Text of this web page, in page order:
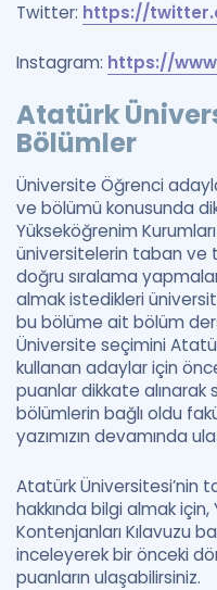
Twitter: https://
Instagram: https://
Atatürk
Bölümler
Üniversite Öğrenci
ve bölümü konusunda
Yükseköğrenim
üniversitelerin taban ve
doğru sıralama
almak istedikleri
bu bölüme ait bölüm
Üniversite seçimini
kullanan adaylar için
puanlar dikkate
bölümlerin bağlı oldu
yazımızın devamında
Atatürk Üniversitesi’nin
hakkında bilgi almak
Kontenjanları Kılavuzu
inceleyerek bir önceki
puanların ulaşabilirsiniz.